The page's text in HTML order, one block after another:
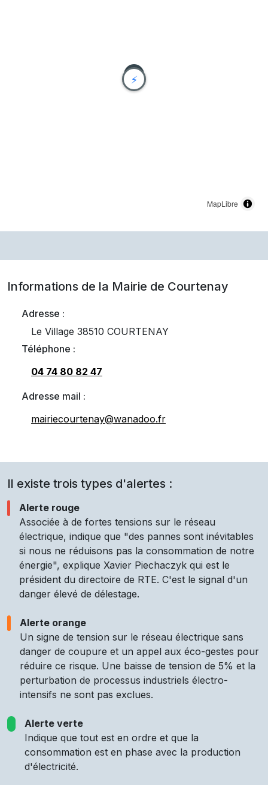
⚡
MapLibre
Informations de la Mairie de Courtenay
Adresse :
Le Village 38510 COURTENAY
Téléphone :
04 74 80 82 47
Adresse mail :
mairiecourtenay@wanadoo.fr
Il existe trois types d'alertes :
Alerte rouge
Associée à de fortes tensions sur le réseau
électrique, indique que "des pannes sont inévitables
si nous ne réduisons pas la consommation de notre
énergie", explique Xavier Piechaczyk qui est le
président du directoire de RTE. C'est le signal d'un
danger élevé de délestage.
Alerte orange
Un signe de tension sur le réseau électrique sans
danger de coupure et un appel aux éco-gestes pour
réduire ce risque. Une baisse de tension de 5% et la
perturbation de processus industriels électro-
intensifs ne sont pas exclues.
Alerte verte
Indique que tout est en ordre et que la
consommation est en phase avec la production
d'électricité.